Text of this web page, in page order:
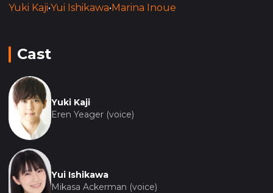
Yuki Kaji•Yui Ishikawa• Marina Inoue
Cast
Yuki Kaji
Eren Yeager (voice)
Yui Ishikawa
Mikasa Ackerman (voice)